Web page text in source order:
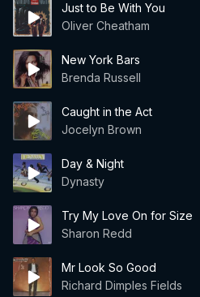
Just to Be With You
Oliver Cheatham
New York Bars
Brenda Russell
Caught in the Act
Jocelyn Brown
Day & Night
Dynasty
Try My Love On for Size
Sharon Redd
Mr Look So Good
Richard Dimples Fields